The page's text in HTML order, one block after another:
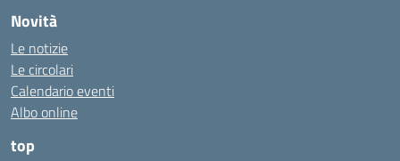
Novità
Le notizie
Le circolari
Calendario eventi
Albo online
top